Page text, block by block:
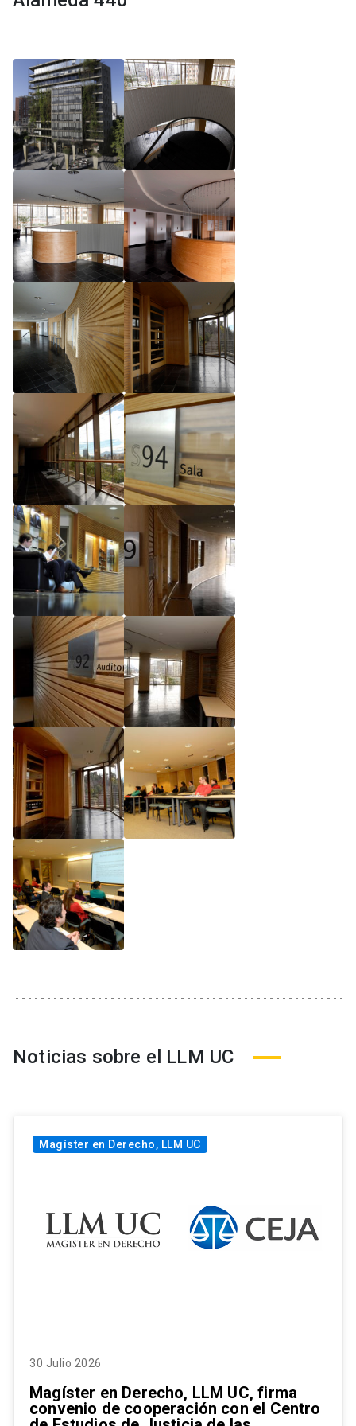
Reglamento de Magíster, Pontificia Universidad
Universidad Católica de Chile
Reglamento de Magíster, Pontificia Universidad
Católica de Chile LLM UC 2025
Reglamento de Seminarios de Graduación
Programa de Magíster en Derecho, LLM 2025
Noticias sobre el LLM UC
Magíster en Derecho, LLM UC
30 Julio 2026
Magíster en Derecho, LLM UC, firma
convenio de cooperación con el Centro